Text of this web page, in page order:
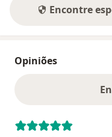
Encontre
Opiniões